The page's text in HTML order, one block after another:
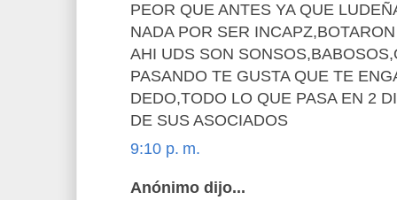
PEOR QUE ANTES YA QUE
NADA POR SER
AHI UDS SON
PASANDO TE GUSTA QUE TE
DEDO,TODO LO QUE PASA EN 2
DE SUS ASOCIADOS
9:10 p. m.
Anónimo dijo...